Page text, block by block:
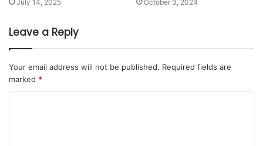
July 14, 2025 October 3, 2024
Leave a Reply
Your email address will not be published. Required fields are
marked *